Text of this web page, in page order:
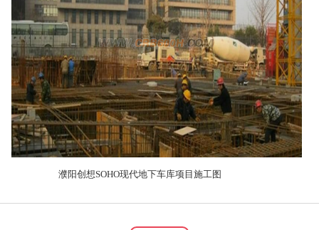
濮阳创想SOHO现代地下车库项目施工图